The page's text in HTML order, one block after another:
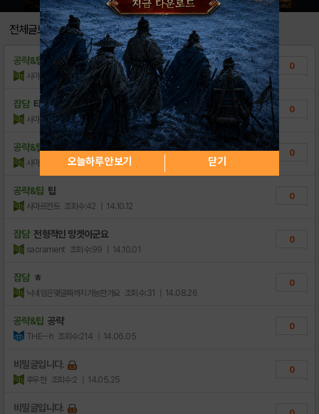
전체글보기
공략&팁 이런게바로
사마르칸트 조회수:134 | 14.10.12
0
잡담 타이니가없다면
사마르칸트 조회수:78 | 14.10.12
0
공략&팁 타이니라면
사마르칸트 조회수:70 | 14.10.12
0
공략&팁 팁
사마르칸트 조회수:42 | 14.10.12
0
잡담 전형적인 망겟이군요
sacrament 조회수:99 | 14.10.01
0
잡담 ㅎ
닉네임은몇글짜까지가능한가요 조회수:31 | 14.08.26
0
공략&팁 공략
THEㅡh 조회수:214 | 14.06.05
0
비밀글입니다.
후우한 조회수:2 | 14.05.25
0
비밀글입니다.
오늘하루 안보기 닫기